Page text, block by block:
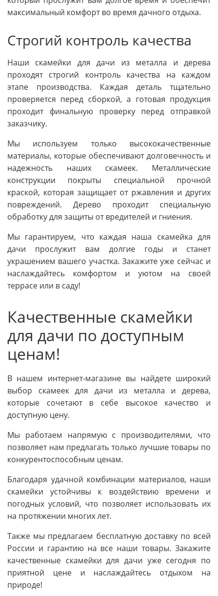
максимальный комфорт во время дачного отдыха.
Строгий контроль качества
Наши скамейки для дачи из металла и дерева
проходят строгий контроль качества на каждом
этапе производства. Каждая деталь тщательно
проверяется перед сборкой, а готовая продукция
проходит финальную проверку перед отправкой
заказчику.
Мы используем только высококачественные
материалы, которые обеспечивают долговечность и
надежность наших скамеек. Металлические
конструкции покрыты специальной прочной
краской, которая защищает от ржавления и других
повреждений. Дерево проходит специальную
обработку для защиты от вредителей и гниения.
Мы гарантируем, что каждая наша скамейка для
дачи прослужит вам долгие годы и станет
украшением вашего участка. Закажите уже сейчас и
наслаждайтесь комфортом и уютом на своей
террасе или в саду!
Качественные скамейки
для дачи по доступным
ценам!
В нашем интернет-магазине вы найдете широкий
выбор скамеек для дачи из металла и дерева,
которые сочетают в себе высокое качество и
доступную цену.
Мы работаем напрямую с производителями, что
позволяет нам предлагать только лучшие товары по
конкурентоспособным ценам.
Благодаря удачной комбинации материалов, наши
скамейки устойчивы к воздействию времени и
погодных условий, что позволяет использовать их
на протяжении многих лет.
Также мы предлагаем бесплатную доставку по всей
России и гарантию на все наши товары. Закажите
качественные скамейки для дачи уже сегодня по
приятной цене и наслаждайтесь отдыхом на
природе!